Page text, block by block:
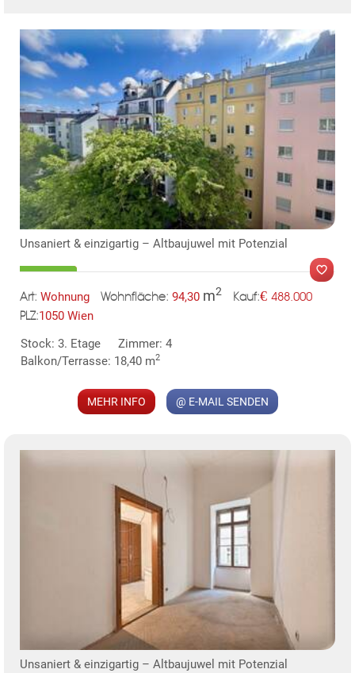
TE
KLIS
Unsaniert & einzigartig – Altbaujuwel mit Potenzial
Art: Wohnung Wohnfläche: 94,30 m2 Kauf:€ 488.000
PLZ:1050 Wien
Stock: 3. Etage
Zimmer: 4
Balkon/Terrasse: 18,40 m2
MEHR INFO @ E-MAIL SENDEN
Unsaniert & einzigartig – Altbaujuwel mit Potenzial